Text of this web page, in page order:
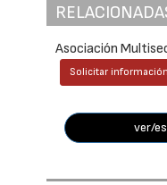
Asociación
Solicitar información
ver/